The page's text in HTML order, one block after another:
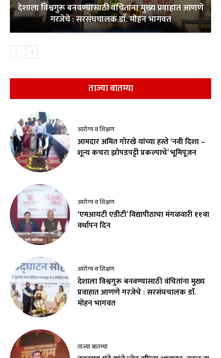
देशाला विश्वगुरू बनवण्यासाठी वंचितांना मुख्य प्रवाहात आणणे
गरजेचे : सरसंघचालक डाॅ. मोहन भागवत
ताज्या बातम्या
आरोग्य व शिक्षण
आमदार अमित गोरखे यांच्या हस्ते ‘नवी दिशा –
शून्य कचरा झोपडपट्टी प्रकल्पाचे’ भूमिपूजन
आरोग्य व शिक्षण
‘एमआयटी एडीटी’ विद्यापीठाचा मंगळवारी ११वा
वर्धापन दिन
आरोग्य व शिक्षण
देशाला विश्वगुरू बनवण्यासाठी वंचितांना मुख्य
प्रवाहात आणणे गरजेचे : सरसंघचालक डाॅ.
मोहन भागवत
ताज्या बातम्या